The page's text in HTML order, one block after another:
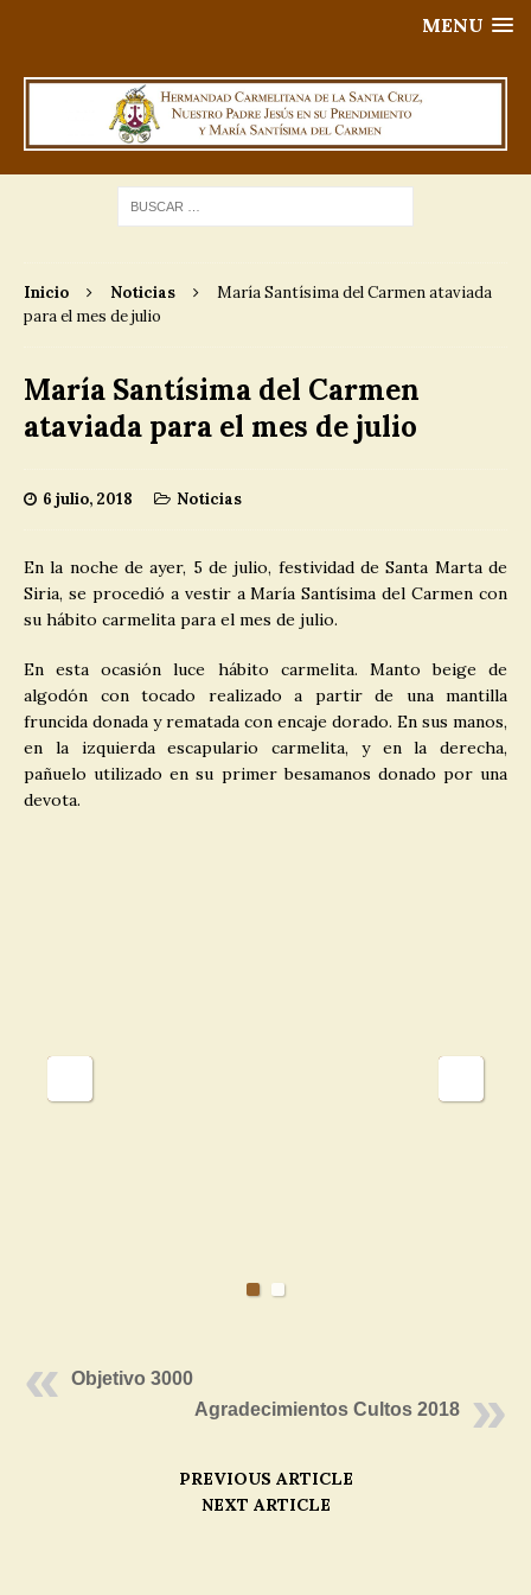
MENU
Inicio Noticias
María Santísima del Carmen ataviada
para el mes de julio
María Santísima del Carmen
ataviada para el mes de julio
6 julio, 2018 Noticias
En la noche de ayer, 5 de julio, festividad de Santa Marta de
Siria, se procedió a vestir a María Santísima del Carmen con
su hábito carmelita para el mes de julio.
En esta ocasión luce hábito carmelita. Manto beige de
algodón con tocado realizado a partir de una mantilla
fruncida donada y rematada con encaje dorado. En sus manos,
en la izquierda escapulario carmelita, y en la derecha,
pañuelo utilizado en su primer besamanos donado por una
devota.
Objetivo 3000
Agradecimientos Cultos 2018
PREVIOUS ARTICLE
NEXT ARTICLE